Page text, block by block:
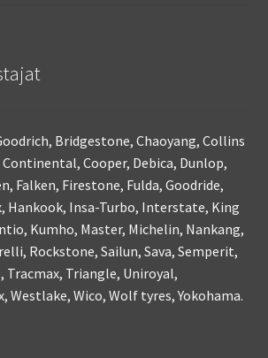
Bridgestone, Chaoyang, Collins
Cooper, Debica, Dunlop,
Falken, Firestone, Fulda, Goodride,
Hankook, Insa-Turbo, Interstate, King
Kumho, Master, Michelin, Nankang,
Rockstone, Sailun, Sava, Semperit,
Tracmax, Triangle, Uniroyal,
Westlake, Wico, Wolf tyres, Yokohama.